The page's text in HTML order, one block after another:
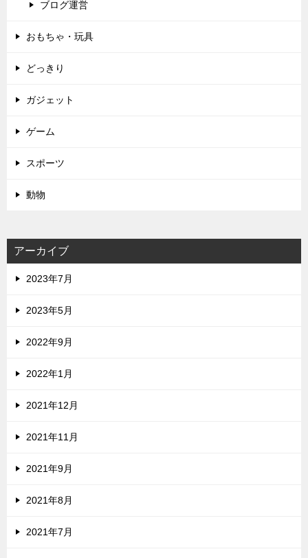
ブログ運営
おもちゃ・玩具
どっきり
ガジェット
ゲーム
スポーツ
動物
アーカイブ
2023年7月
2023年5月
2022年9月
2022年1月
2021年12月
2021年11月
2021年9月
2021年8月
2021年7月